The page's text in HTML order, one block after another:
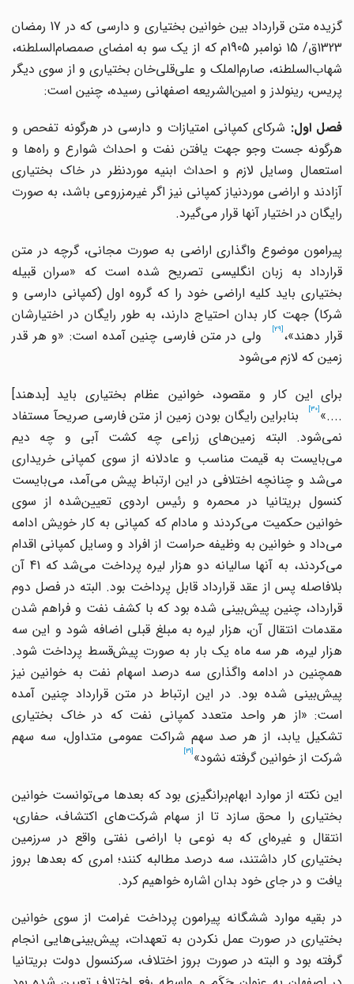
گزیده متن قرارداد بین خوانین بختیاری و دارسی که در 17 رمضان
1323ق/ 15 نوامبر 1905م که از یک سو به امضای صمصام
السلطنه،
شهابالسلطنه، صارمالملک و علیقلیخان بختیاری و از سوی دیگر
پریس، رینولدز و امینالشریعه اصفهانی رسیده، چنین است:
فصل اول:شرکای کمپانی امتیازات و دارسی در هرگونه تفحص و
هرگونه جست وجو جهت یافتن نفت و احداث شوارع و راهها و
استعمال وسایل لازم و احداث ابنیه موردنظر در خاک بختیاری
آزادند و اراضی موردنیاز کمپانی نیز اگر غیرمزروعی باشد، به صورت
رایگان در اختیار آنها قرار میگیرد.
پیرامون موضوع واگذاری اراضی به صورت مجانی، گرچه در متن
قرارداد به زبان انگلیسی تصریح شده است که «سران قبیله
بختیاری باید کلیه اراضی خود را که گروه اول (کمپانی دارسی و
شرکا) جهت کار بدان احتیاج دارند، به طور رایگان در اختیارشان
قرار دهند»،
ولی در متن فارسی چنین آمده است: «و هر قدر
زمین که لازم میشود
برای این کار و مقصود، خوانین عظام بختیاری باید] بدهند[
....»
بنابراین رایگان بودن زمین از متن فارسی صریحآ مستفاد
نمیشود. البته زمینهای زراعی چه کشت آبی و چه دیم
میبایست به قیمت مناسب و عادلانه از سوی کمپانی خریداری
میشد و چنانچه اختلافی در این ارتباط پیش میآمد، میبایست
کنسول بریتانیا در محمره و رئیس اردوی تعیینشده از سوی
خوانین حکمیت میکردند و مادام که کمپانی به کار خویش ادامه
میداد و خوانین به وظیفه حراست از افراد و وسایل کمپانی اقدام
میکردند، به آنها سالیانه دو هزار لیره پرداخت می
شد که 41 آن
بلافاصله پس از عقد قرارداد قابل پرداخت بود. البته در فصل دوم
قرارداد، چنین پیشبینی شده بود که با کشف نفت و فراهم شدن
مقدمات انتقال آن، هزار لیره به مبلغ قبلی اضافه شود و این سه
هزار لیره، هر سه ماه یک بار به صورت پیشقسط پرداخت شود.
همچنین در ادامه واگذاری سه درصد اسهام نفت به خوانین نیز
پیشبینی شده بود. در این ارتباط در متن قرارداد چنین آمده
است: «از هر واحد متعدد کمپانی نفت که در خاک بختیاری
تشکیل یابد، از هر صد سهم شراکت عمومی متداول، سه سهم
شرکت از خوانین گرفته نشود»
این نکته از موارد ابهامبرانگیزی بود که بعدها میتوانست خوانین
بختیاری را محق سازد تا از سهام شرکتهای اکتشاف، حفاری،
انتقال و غیرهای که به نوعی با اراضی نفتی واقع در سرزمین
بختیاری کار داشتند، سه درصد مطالبه کنند؛ امری که بعدها بروز
یافت و در جای خود بدان اشاره خواهیم کرد.
در بقیه موارد ششگانه پیرامون پرداخت غرامت از سوی خوانین
بختیاری در صورت عمل نکردن به تعهدات، پیشبینیهایی انجام
گرفته بود و البته در صورت بروز اختلاف، سرکنسول دولت بریتانیا